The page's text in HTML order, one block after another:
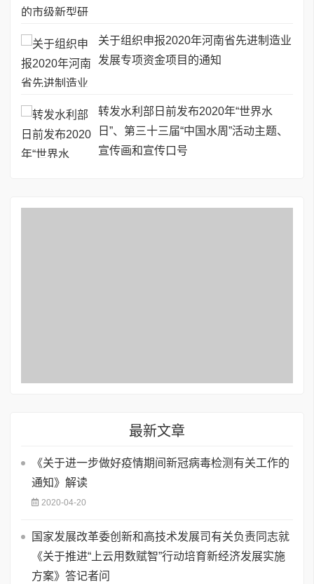
关于组织申报2020年河南省先进制造业
发展专项资金项目的通知
转发水利部日前发布2020年“世界水
日”、第三十三届“中国水周”活动主题、
宣传画和宣传口号
最新文章
《关于进一步做好疫情期间新冠病毒检测有关工作的
通知》解读
2020-04-20
国家发展改革委创新和高技术发展司有关负责同志就
《关于推进“上云用数赋智”行动培育新经济发展实施
方案》答记者问